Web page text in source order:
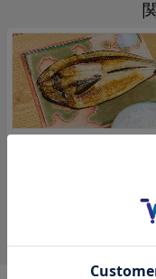
「明山窯 古信楽プレ